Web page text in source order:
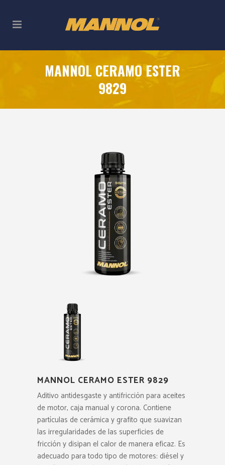
MANNOL CERAMO ESTER
9829
MANNOL CERAMO ESTER 9829
Aditivo antidesgaste y antifricción para aceites
de motor, caja manual y corona. Contiene
partículas de cerámica y grafito que suavizan
las irregularidades de las superficies de
fricción y disipan el calor de manera eficaz. Es
adecuado para todo tipo de motores: diésel y